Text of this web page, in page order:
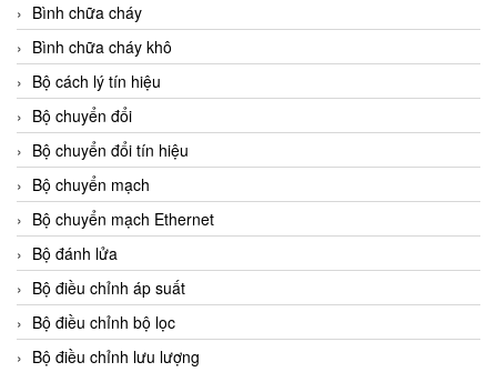
Bình chữa cháy
Bình chữa cháy khô
Bộ cách lý tín hiệu
Bộ chuyển đổi
Bộ chuyển đổi tín hiệu
Bộ chuyển mạch
Bộ chuyển mạch Ethernet
Bộ đánh lửa
Bộ điều chỉnh áp suất
Bộ điều chỉnh bộ lọc
Bộ điều chỉnh lưu lượng